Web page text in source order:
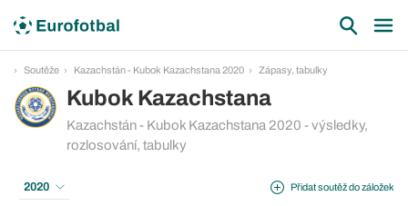
Soutěže Kazachstán - Kubok Kazachstana 2020 Zápasy, tabulky
Kubok Kazachstana
Kazachstán - Kubok Kazachstana 2020 - výsledky,
rozlosování, tabulky
Přidat soutěž do záložek
2020